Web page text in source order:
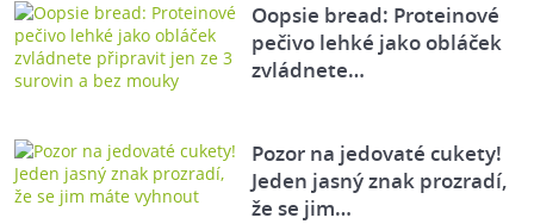
Oopsie bread: Proteinové
pečivo lehké jako obláček
zvládnete…
Pozor na jedovaté cukety!
Jeden jasný znak prozradí,
že se jim…